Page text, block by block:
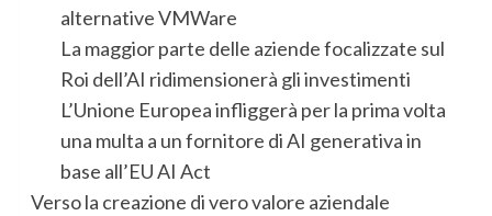
alternative VMWare
La maggior parte delle aziende focalizzate sul
Roi dell’AI ridimensionerà gli investimenti
L’Unione Europea infliggerà per la prima volta
una multa a un fornitore di AI generativa in
base all’EU AI Act
Verso la creazione di vero valore aziendale